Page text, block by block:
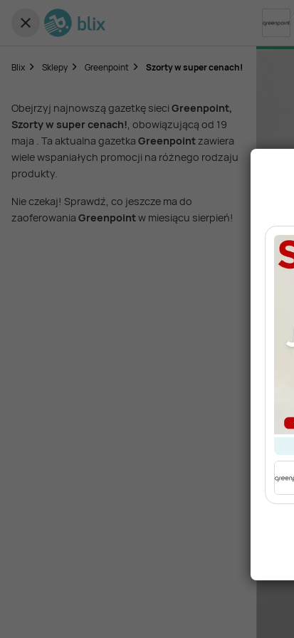
Blix Sklepy Greenpoint Szorty w super cenach!
Obejrzyj najnowszą gazetkę sieci Greenpoint,
Szorty w super cenach!, obowiązującą od 19
maja . Ta aktualna gazetka Greenpointzawiera
wiele wspaniałych promocji na różnego rodzaju
produkty.
Nie czekaj! Sprawdź, co jeszcze ma do
zaoferowania Greenpointw miesiącu sierpień!